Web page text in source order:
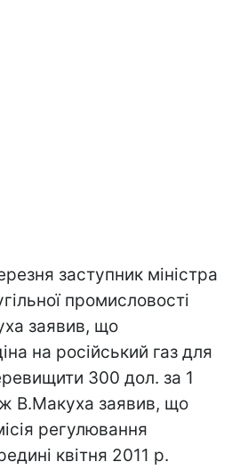
заступник міністра
промисловості
заявив, що
на російський газ для
300 дол. за 1
В.Макуха заявив, що
регулювання
квітня 2011 р.